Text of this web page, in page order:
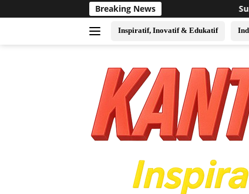
ke
Breaking NewsSukses Jadi Tuan
Inspiratif, Inovatif & Edukatif